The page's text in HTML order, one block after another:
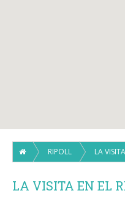
RIPOLL LA
LA VISITA EN EL